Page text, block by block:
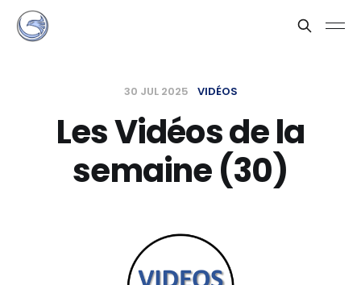
30 JUL 2025 VIDÉOS
Les Vidéos de la
semaine (30)